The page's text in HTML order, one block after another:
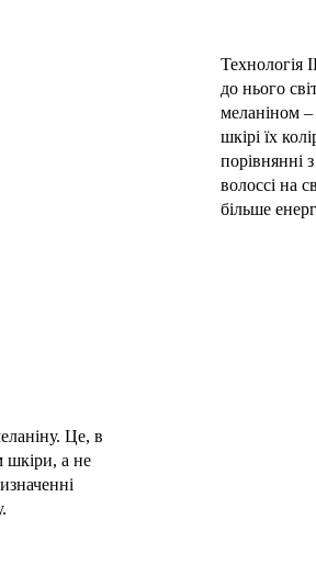
Технологія
до нього
меланіном
шкірі їх
порівнянні
волоссі на
більше
Це, в
шкіри, а не